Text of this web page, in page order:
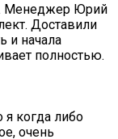
Менеджер Юрий
Доставили
и начала
полностью.
я когда либо
очень